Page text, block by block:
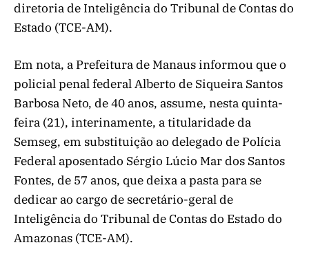
diretoria de Inteligência do Tribunal de Contas do
Estado (TCE-AM).
Em nota, a Prefeitura de Manaus informou que o
policial penal federal Alberto de Siqueira Santos
Barbosa Neto, de 40 anos, assume, nesta quinta-
feira (21), interinamente, a titularidade da
Semseg, em substituição ao delegado de Polícia
Federal aposentado Sérgio Lúcio Mar dos Santos
Fontes, de 57 anos, que deixa a pasta para se
dedicar ao cargo de secretário-geral de
Inteligência do Tribunal de Contas do Estado do
Amazonas (TCE-AM).